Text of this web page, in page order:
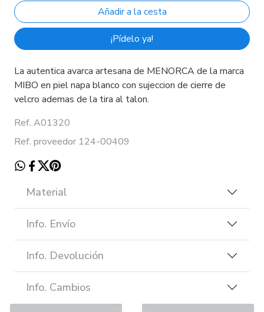
¡Pídelo ya!
La autentica avarca artesana de MENORCA de la marca
MIBO en piel napa blanco con sujeccion de cierre de
velcro ademas de la tira al talon.
Ref. A01320
Ref. proveedor 124-00409
Material
Info. Envío
Info. Devolución
Info. Cambios